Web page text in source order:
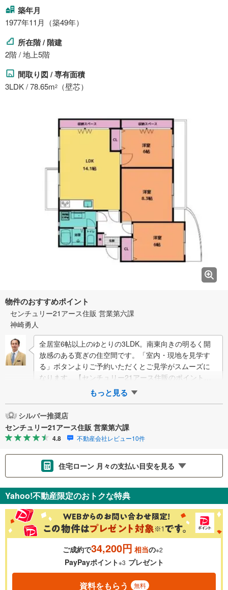
築年月
1977年11月（築49年）
所在階 / 階建
2階 / 地上5階
間取り図 / 専有面積
3LDK / 78.65m2 （壁芯）
物件のおすすめポイント
センチュリー21アース住販 営業第六課
神崎勇人
全居室6帖以上のゆとりの3LDK。南東向きの明るく開
放感のある寛ぎの住空間です。「室内・現地を見学す
る」ボタンよりご予約いただくとご見学がスムーズに
なります。【センチュリー21アース住販のポイント】
◆センチュリオン獲得店舗◆全国約…
もっと見る
シルバー推奨店
センチュリー21アース住販 営業第六課
4.8 不動産会社レビュー10件
住宅ローン 月々の支払い目安を見る
金利 ％
0.01%
Yahoo!不動産限定のおトクな特典
ご成約で34,200円 相当の※2
PayPayポイント※3 プレゼント
資料をもらう 無料